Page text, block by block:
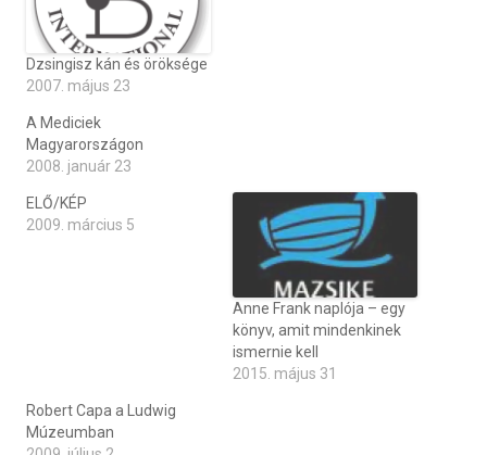
Dzsingisz kán és öröksége
2007. május 23
A Mediciek
Magyarországon
2008. január 23
ELŐ/KÉP
2009. március 5
Anne Frank naplója – egy
könyv, amit mindenkinek
ismernie kell
2015. május 31
Robert Capa a Ludwig
Múzeumban